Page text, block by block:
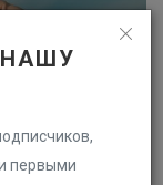
первыми